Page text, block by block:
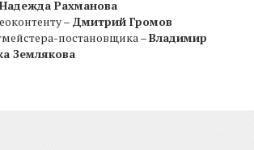
Надежда Рахманова
– Дмитрий Громов
постановщика –Владимир
Землякова